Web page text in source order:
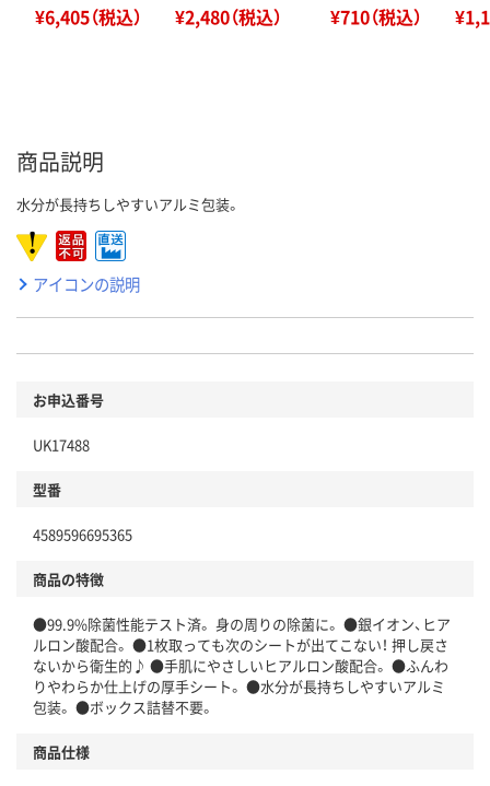
¥6,405（税込） ¥2,480（税込） ¥710（税込）
商品説明
水分が長持ちしやすいアルミ包装。
アイコンの説明
お申込番号
UK17488
型番
4589596695365
商品の特徴
●99.9%除菌性能テスト済。 身の周りの除菌に。 ●銀イオン、ヒア
ルロン酸配合。 ●1枚取っても次のシートが出てこない！ 押し戻さ
ないから衛生的♪ ●手肌にやさしいヒアルロン酸配合。 ●ふんわ
りやわらか仕上げの厚手シート。 ●水分が長持ちしやすいアルミ
包装。 ●ボックス詰替不要。
商品仕様